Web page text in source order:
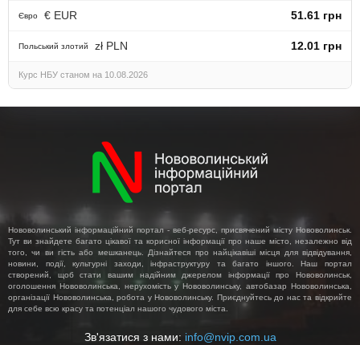
Євро € EUR 51.61 грн
Польський злотий zł PLN 12.01 грн
Курс НБУ станом на 10.08.2026
Нововолинський інформаційний портал - веб-ресурс, присвячений місту Нововолинськ.
Тут ви знайдете багато цікавої та корисної інформації про наше місто, незалежно від
того, чи ви гість або мешканець. Дізнайтеся про найцікавіші місця для відвідування,
новини, події, культурні заходи, інфраструктуру та багато іншого. Наш портал
створений, щоб стати вашим надійним джерелом інформації про Нововолинськ,
оголошення Нововолинська, нерухомість у Нововолинську, автобазар Нововолинська,
організації Нововолинська, робота у Нововолинську. Приєднуйтесь до нас та відкрийте
для себе всю красу та потенціал нашого чудового міста.
Зв'язатися з нами: info@nvip.com.ua